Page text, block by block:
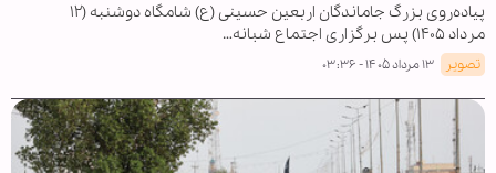
پیاده‌روی بزرگ جاماندگان اربعین حسینی (ع) شامگاه دوشنبه (۱۲
مرداد ۱۴۰۵) پس برگزاری اجتماع شبانه…
تصویر ۱۳ مرداد ۱۴۰۵ - ۰۳:۳۶